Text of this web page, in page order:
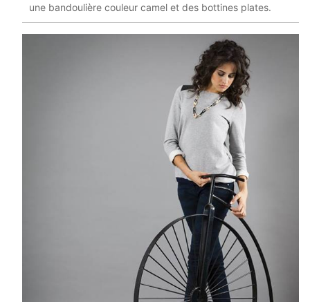
une bandoulière couleur camel et des bottines plates.